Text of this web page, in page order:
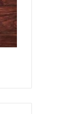
ی
د
ر
ب
ا
ج